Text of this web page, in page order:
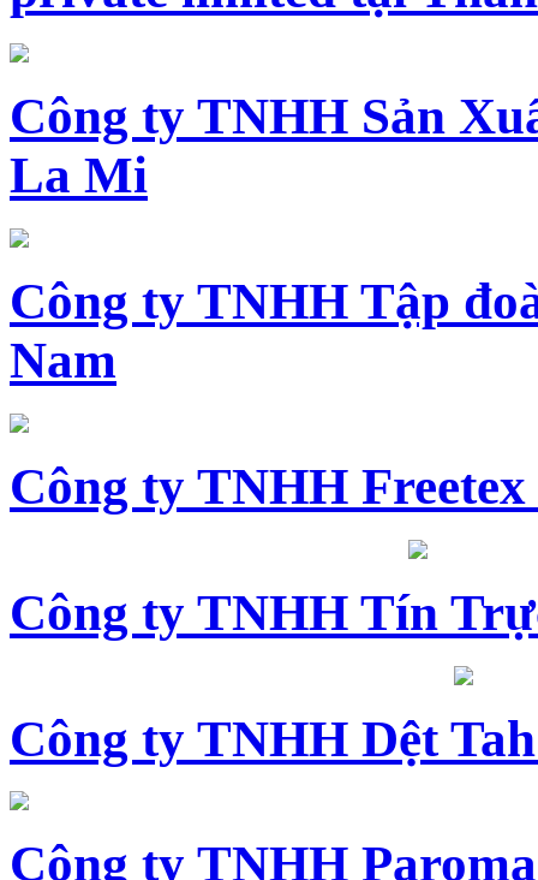
Công ty TNHH Sản
La Mi
Công ty TNHH Tập
Nam
Công ty TNHH
Công ty TNHH Tín
Công ty TNHH Dệt
Công ty TNHH